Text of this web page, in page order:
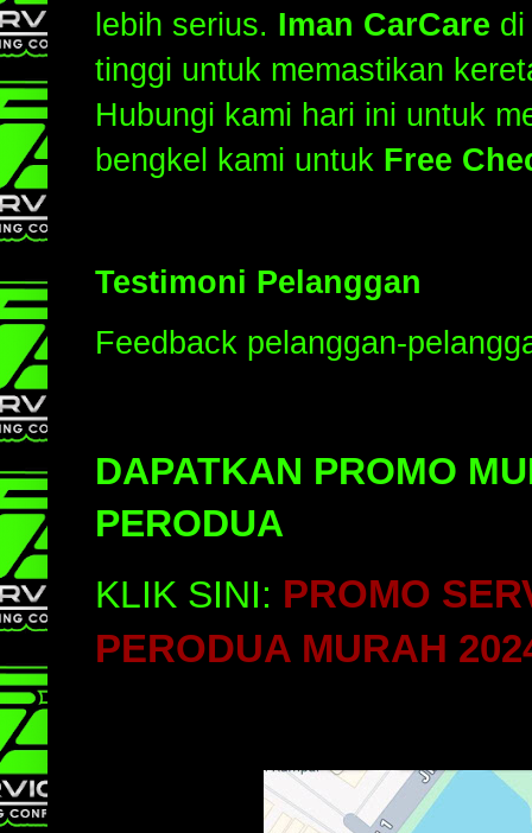
lebih serius. Iman CarCare
tinggi untuk memastikan
Hubungi kami hari ini untuk
bengkel kami untuk Free
Testimoni Pelanggan
Feedback pelanggan-
DAPATKAN PROMO
PERODUA
KLIK SINI: PROMO
PERODUA MURAH